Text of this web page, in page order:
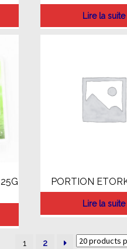
Lire la suite
PORTION
Lire la suite
1 2